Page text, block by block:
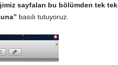
sayfaları bu bölümden tek tek
basılı tutuyoruz.